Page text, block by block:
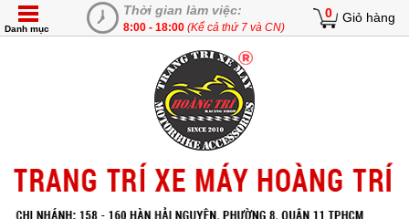
Thời gian làm việc:
8:00 - 18:00 (Kể cả thứ 7 và CN)
0 Giỏ hàng
Danh mục